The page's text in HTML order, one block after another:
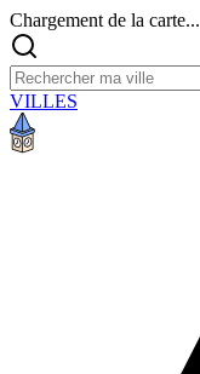
Chargement de la carte...
VILLES